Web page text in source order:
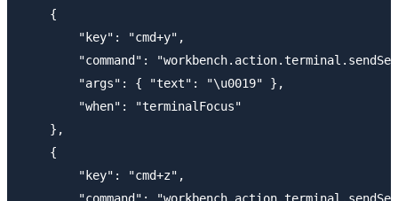
    {
        "key": "cmd+y",
"command":
        "args": { "text": "\u0019" },
        "when": "terminalFocus"
    },
    {
        "key": "cmd+z",